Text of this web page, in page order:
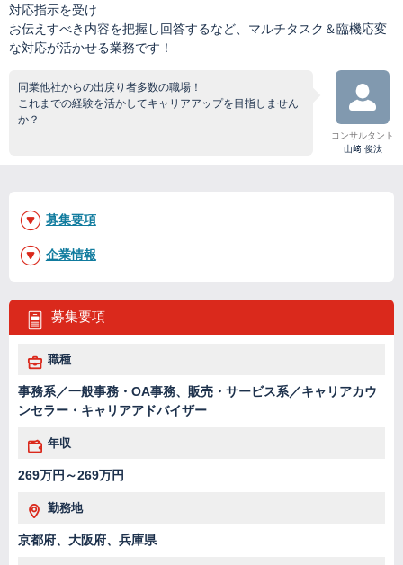
対応指示を受け
お伝えすべき内容を把握し回答するなど、マルチタスク＆臨機応変
な対応が活かせる業務です！
同業他社からの出戻り者多数の職場！
これまでの経験を活かしてキャリアアップを目指しません
か？
コンサルタント
山﨑 俊汰
募集要項
職種
事務系／一般事務・OA事務、販売・サービス系／キャリアカウ
ンセラー・キャリアアドバイザー
年収
269万円～269万円
勤務地
京都府、大阪府、兵庫県
募集要項
企業情報